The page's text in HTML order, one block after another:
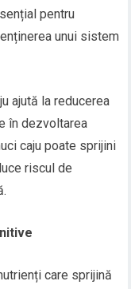
pentru
unui sistem
ajută la reducerea
în dezvoltarea
caju poate sprijini
riscul de
care sprijină